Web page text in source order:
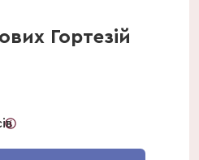
Гортезій